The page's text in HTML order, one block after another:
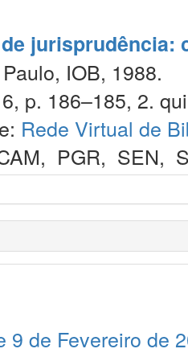
IOB, 1988.
p. 186–185, 2.
Rede Virtual de
, PGR, SEN,
9 de Fevereiro de